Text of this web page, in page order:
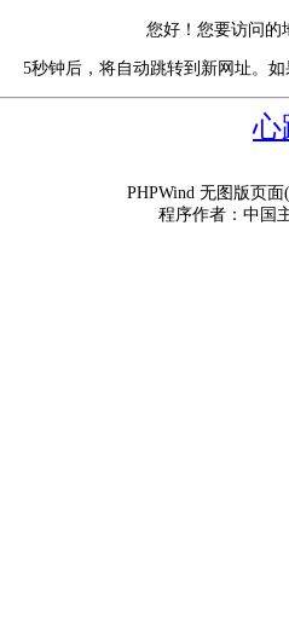
您好！您要访问
5秒钟后，将自动跳转到新网址。
心
PHPWind 无图版页
程序作者：中国